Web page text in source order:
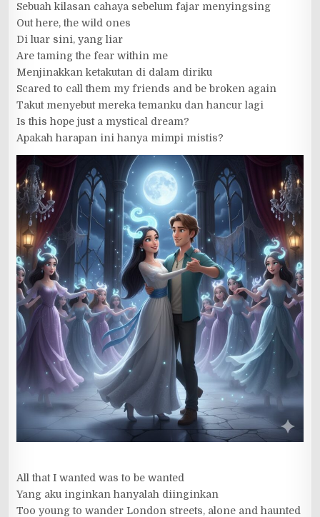
Sebuah kilasan cahaya sebelum fajar menyingsing
Out here, the wild ones
Di luar sini, yang liar
Are taming the fear within me
Menjinakkan ketakutan di dalam diriku
Scared to call them my friends and be broken again
Takut menyebut mereka temanku dan hancur lagi
Is this hope just a mystical dream?
Apakah harapan ini hanya mimpi mistis?
All that I wanted was to be wanted
Yang aku inginkan hanyalah diinginkan
Too young to wander London streets, alone and haunted